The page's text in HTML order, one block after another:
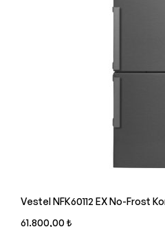
Vestel NFK60112 EX No-Frost
61.800,00 ₺